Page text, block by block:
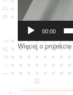
00:00
Więcej o